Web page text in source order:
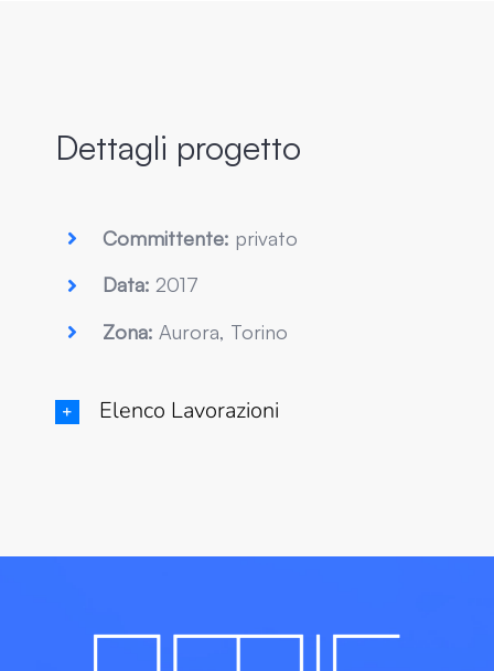
Dettagli progetto
Committente: privato
Data: 2017
Zona:Aurora, Torino
Elenco Lavorazioni